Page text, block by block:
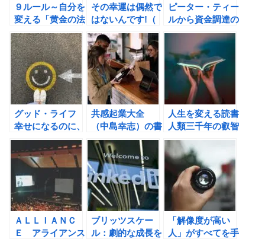
９ルール～自分を
変える「黄金の法
則」(ニール・パ
スリチャ)の書評
その幸運は偶然で
はないんです!（
J.D.クランボルツ
, A.S.レヴィン）
の書評
ピーター・ティー
ルから資金調達の
方法を学ぼう！創
始者たち──イー
ロン・マスク、ピ
ーター・ティール
と世界一のリスク
テイカーたちの薄
氷の伝説の書評
グッド・ライフ
幸せになるのに、
遅すぎることはな
い (ロバート・ウ
ォールディンガ
ー, マーク・シュ
ルツ）の書評
共感起業大全
（中島幸志）の書
評
人生を変える読書
人類三千年の叡智
を力に変える（堀
内勉）の書評
ＡＬＬＩＡＮＣ
Ｅ アライアンス
ブリッツスケー
ル：劇的な成長を
「解像度が高い
人」がすべてを手